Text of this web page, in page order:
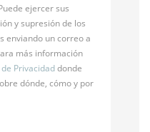
ejercer sus
y supresión de los
enviando un correo a
más información
Privacidaddonde
dónde, cómo y por